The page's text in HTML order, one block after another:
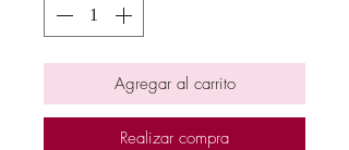
Agregar al carrito
Realizar compra